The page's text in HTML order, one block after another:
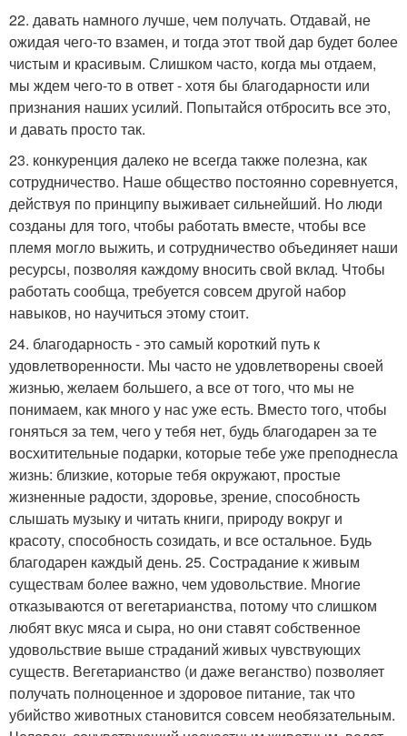
22. давать намного лучше, чем получать. Отдавай, не
ожидая чего-то взамен, и тогда этот твой дар будет более
чистым и красивым. Слишком часто, когда мы отдаем,
мы ждем чего-то в ответ - хотя бы благодарности или
признания наших усилий. Попытайся отбросить все это,
и давать просто так.
23. конкуренция далеко не всегда также полезна, как
сотрудничество. Наше общество постоянно соревнуется,
действуя по принципу выживает сильнейший. Но люди
созданы для того, чтобы работать вместе, чтобы все
племя могло выжить, и сотрудничество объединяет наши
ресурсы, позволяя каждому вносить свой вклад. Чтобы
работать сообща, требуется совсем другой набор
навыков, но научиться этому стоит.
24. благодарность - это самый короткий путь к
удовлетворенности. Мы часто не удовлетворены своей
жизнью, желаем большего, а все от того, что мы не
понимаем, как много у нас уже есть. Вместо того, чтобы
гоняться за тем, чего у тебя нет, будь благодарен за те
восхитительные подарки, которые тебе уже преподнесла
жизнь: близкие, которые тебя окружают, простые
жизненные радости, здоровье, зрение, способность
слышать музыку и читать книги, природу вокруг и
красоту, способность созидать, и все остальное. Будь
благодарен каждый день. 25. Сострадание к живым
существам более важно, чем удовольствие. Многие
отказываются от вегетарианства, потому что слишком
любят вкус мяса и сыра, но они ставят собственное
удовольствие выше страданий живых чувствующих
существ. Вегетарианство (и даже веганство) позволяет
получать полноценное и здоровое питание, так что
убийство животных становится совсем необязательным.